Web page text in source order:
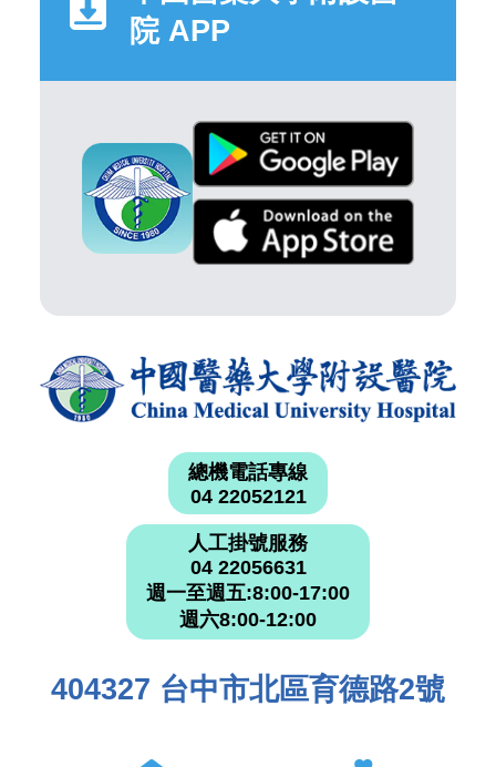
院 APP
總機電話專線
04 22052121
人工掛號服務
04 22056631
週一至週五:8:00-17:00
週六8:00-12:00
404327 台中市北區育德路2號